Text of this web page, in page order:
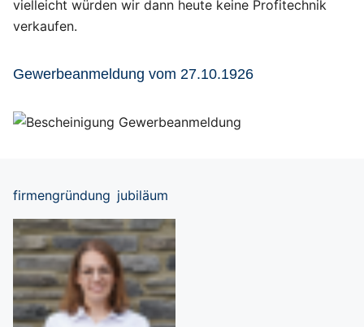
vielleicht würden wir dann heute keine Profitechnik
verkaufen.
Gewerbeanmeldung vom 27.10.1926
firmengründung jubiläum